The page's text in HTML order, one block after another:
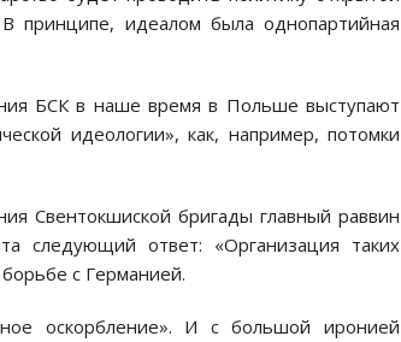
принципе, идеалом была однопартийная
БСК в наше время в Польше выступают
идеологии», как, например, потомки
Свентокшиской бригады главный раввин
следующий ответ: «Организация таких
с Германией.
оскорбление». И с большой иронией